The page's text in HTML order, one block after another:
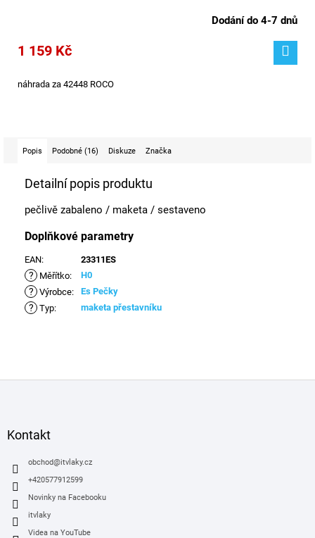
Dodání do 4-7 dnů
1 159 Kč
náhrada za 42448 ROCO
Popis Podobné (16) Diskuze Značka
Detailní popis produktu
pečlivě zabaleno / maketa / sestaveno
Doplňkové parametry
EAN: 23311ES
? Měřítko: H0
? Výrobce: Es Pečky
? Typ: maketa přestavníku
Kontakt
obchod@itvlaky.cz
+420577912599
Novinky na Facebooku
itvlaky
Videa na YouTube